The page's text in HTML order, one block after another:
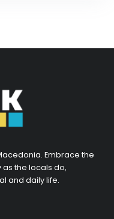
Embrace the
the locals do,
and daily life.